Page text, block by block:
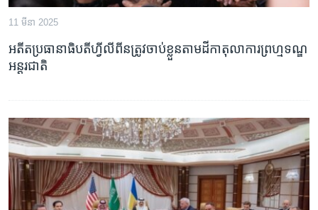
11 មីនា 2025
អតីតប្រធានាធិបតីហ្វីលីពីនត្រូវចាប់ខ្លួនតាមដីកាតុលាការព្រហ្មទណ្ឌ
អន្តរជាតិ